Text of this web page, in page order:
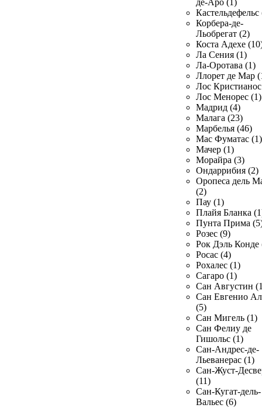
де-Аро (1)
Кастельдефельс
Корбера-де-
Льобрегат (2)
Коста Адехе
Ла Сения (1)
Ла-Оротава (1)
Ллорет де Мар
Лос
Лос Менорес (1)
Мадрид (4)
Малага (23)
Марбелья (46)
Мас Фуматас (1)
Мачер (1)
Морайра (3)
Ондаррибия (2)
Оропеса дель
(2)
Пау (1)
Плайя Бланка
Пунта Прима
Розес (9)
Рок Дэль Конде
Росас (4)
Рохалес (1)
Сагаро (1)
Сан Августин
Сан Евгенио
(5)
Сан Мигель (1)
Сан Фелиу де
Гишольс (1)
Сан-Андрес-де-
Льеванерас (1)
Сан-Жуст-
(11)
Сан-Кугат-дель-
Вальес (6)